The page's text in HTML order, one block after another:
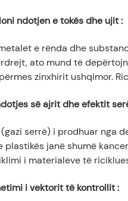
ndotjen e tokës dhe ujit:
e rënda dhe
ato mund të
zinxhirit ushqimor.
së ajrit dhe efektit
serrë) i prodhuar nga
plastikës janë shumë
i materialeve të
i vektorit të kontrollit: